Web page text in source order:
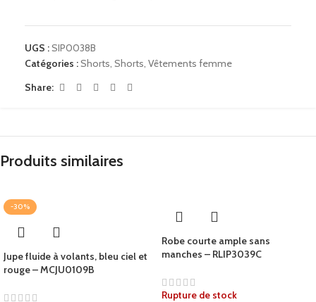
UGS :SIP0038B
Catégories :Shorts Shorts Vêtements femme
Share:
Produits similaires
-30%
Jupe fluide à volants, bleu ciel et
rouge – MCJU0109B
Robe courte ample sans
manches – RLIP3039C
Rupture de stock